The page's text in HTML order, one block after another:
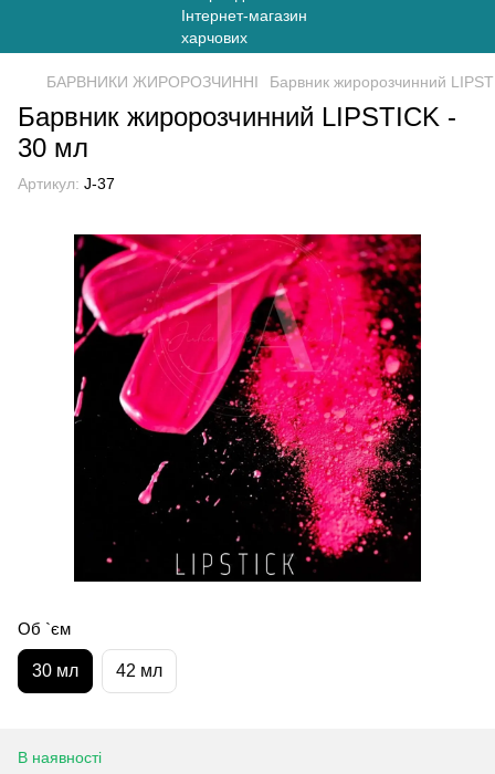
БАРВНИКИ ЖИРОРОЗЧИННІ Барвник жиророзчинний
Барвник жиророзчинний LIPSTICK -
30 мл
Артикул: J-37
Об `єм
30 мл 42 мл
В наявності